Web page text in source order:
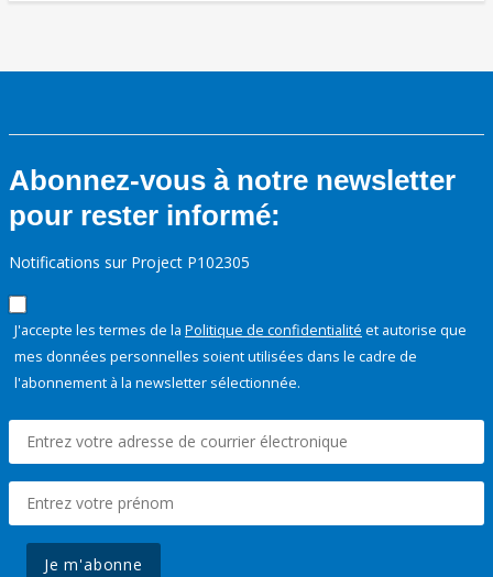
Abonnez-vous à notre newsletter
pour rester informé:
Notifications sur Project P102305
J'accepte les termes de la Politique de confidentialité et autorise que
mes données personnelles soient utilisées dans le cadre de
l'abonnement à la newsletter sélectionnée.
Je m'abonne